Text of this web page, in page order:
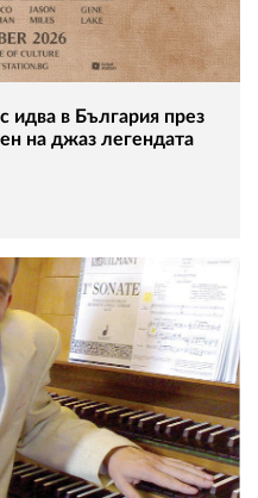
в България през
на джаз легендата